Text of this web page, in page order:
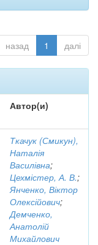
назад 1 далі
Автор(и)
Ткачук (Смикун),
Наталія
Василівна;
Цехмістер, А. В.;
Янченко, Віктор
Олексійович;
Демченко,
Анатолій
Михайлович